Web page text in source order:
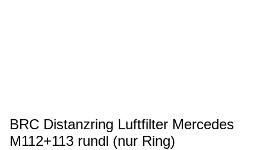
BRC Distanzring Luftfilter Mercedes
M112+113 rundl (nur Ring)